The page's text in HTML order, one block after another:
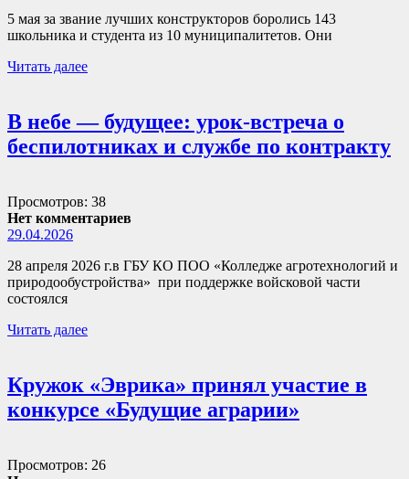
5 мая за звание лучших конструкторов боролись 143
школьника и студента из 10 муниципалитетов. Они
Читать далее
В небе — будущее: урок-встреча о
беспилотниках и службе по контракту
Просмотров: 38
Нет комментариев
29.04.2026
28 апреля 2026 г.в ГБУ КО ПОО «Колледже агротехнологий и
природообустройства» при поддержке войсковой части
состоялся
Читать далее
Кружок «Эврика» принял участие в
конкурсе «Будущие аграрии»
Просмотров: 26